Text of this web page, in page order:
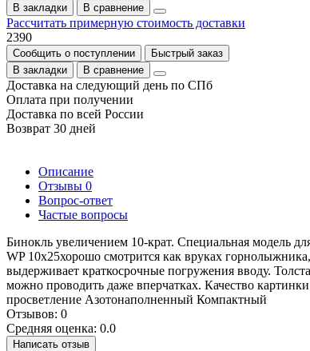
В закладки
В сравнение
Рассчитать примерную стоимость доставки
2390
Сообщить о поступлении
Быстрый заказ
В закладки
В сравнение
Доставка на следующий день по СПб
Оплата при получении
Доставка по всей России
Возврат 30 дней
Описание
Отзывы 0
Вопрос-ответ
Частые вопросы
Бинокль увеличением 10-крат. Специальная модель
WP 10x25хорошо смотрится как вруках
выдерживает краткосрочные погружения вводу.
можно проводить даже вперчатках. Качество
просветление Азотонаполненный Компактный
Отзывов: 0
Средняя оценка: 0.0
Написать отзыв